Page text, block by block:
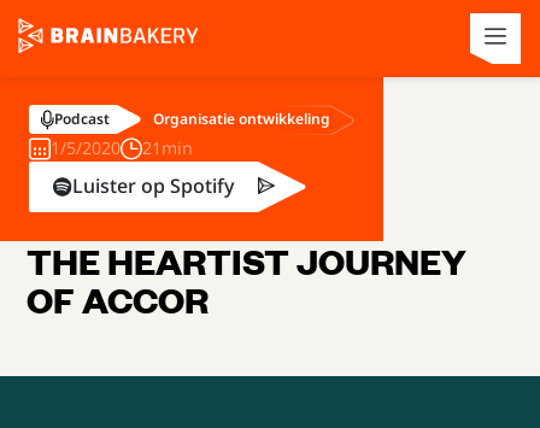
THE HEARTIST JOURNEY
OF ACCOR
Podcast Organisatie ontwikkeling
1/5/2020 21min
Luister op Spotify